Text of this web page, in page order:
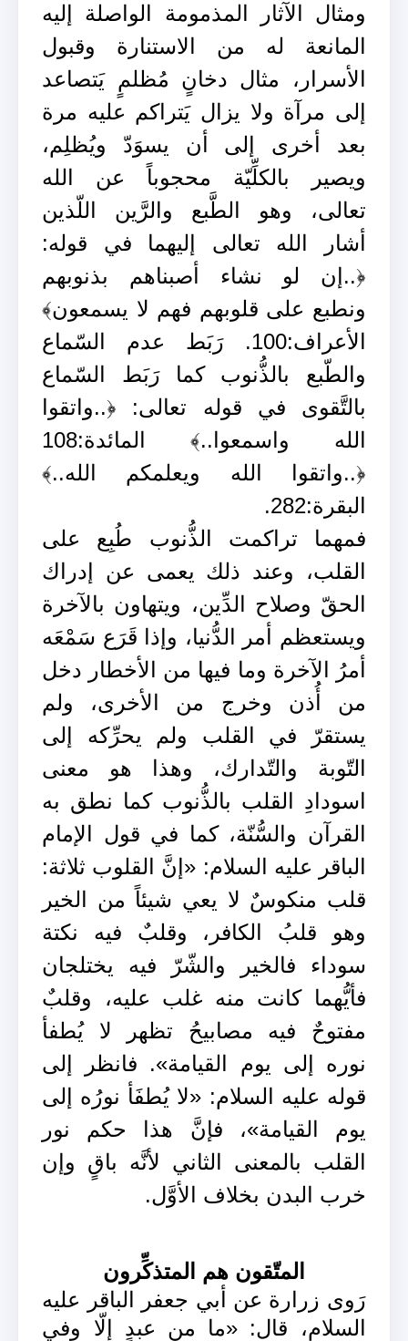
ومثال الآثار المذمومة الواصلة إليه
المانعة له من الاستنارة وقبول
الأسرار، مثال دخانٍ مُظلمٍ يَتصاعد
إلى مرآة ولا يزال يَتراكم عليه مرة
بعد أخرى إلى أن يسوَدّ ويُظلِم،
ويصير بالكلِّيّة محجوباً عن الله
تعالى، وهو الطَّبع والرَّين اللّذين
أشار الله تعالى إليهما في قوله:
﴿..إن لو نشاء أصبناهم بذنوبهم
ونطبع على قلوبهم فهم لا يسمعون﴾
الأعراف:100. رَبَط عدم السّماع
والطّبع بالذُّنوب كما رَبَط السّماع
بالتَّقوى في قوله تعالى: ﴿..واتقوا
الله واسمعوا..﴾ المائدة:108
﴿..واتقوا الله ويعلمكم الله..﴾
البقرة:282.
فمهما تراكمت الذُّنوب طُبِع على
القلب، وعند ذلك يعمى عن إدراك
الحقّ وصلاح الدِّين، ويتهاون بالآخرة
ويستعظم أمر الدُّنيا، وإذا قَرَع سَمْعَه
أمرُ الآخرة وما فيها من الأخطار دخل
من أُذن وخرج من الأخرى، ولم
يستقرّ في القلب ولم يحرِّكه إلى
التّوبة والتّدارك، وهذا هو معنى
اسودادِ القلب بالذُّنوب كما نطق به
القرآن والسُّنّة، كما في قول الإمام
الباقر عليه السلام: «إنَّ القلوب ثلاثة:
قلب منكوسٌ لا يعي شيئاً من الخير
وهو قلبُ الكافر، وقلبٌ فيه نكتة
سوداء فالخير والشّرّ فيه يختلجان
فأيُّهما كانت منه غلب عليه، وقلبٌ
مفتوحٌ فيه مصابيحُ تظهر لا يُطفأ
نوره إلى يوم القيامة». فانظر إلى
قوله عليه السلام: «لا يُطفَأ نورُه إلى
يوم القيامة»، فإنَّ هذا حكم نور
القلب بالمعنى الثاني لأنَّه باقٍ وإن
خرب البدن بخلاف الأوَّل.
المتّقون هم المتذكِّرون
رَوى زرارة عن أبي جعفر الباقر عليه
السلام، قال: «ما من عبدٍ إلّا وفي